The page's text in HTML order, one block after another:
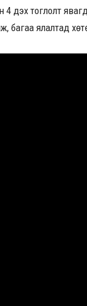
дэх тоглолт
багаа ялалтад